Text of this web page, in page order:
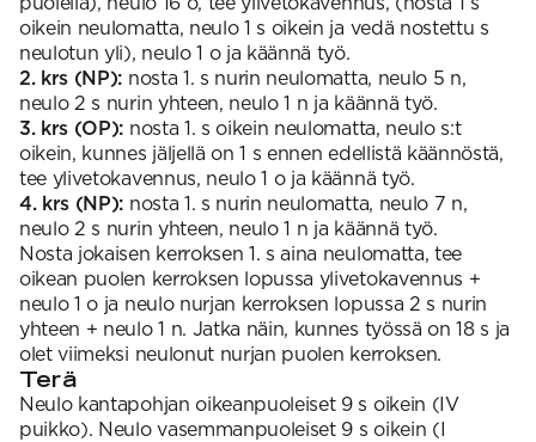
oikein neulomatta, neulo 1 s oikein ja vedä nostettu s
neulotun yli), neulo 1 o ja käännä työ.
2. krs (NP): nosta 1. s nurin neulomatta, neulo 5 n,
neulo 2 s nurin yhteen, neulo 1 n ja käännä työ.
3. krs (OP): nosta 1. s oikein neulomatta, neulo s:t
oikein, kunnes jäljellä on 1 s ennen edellistä käännöstä,
tee ylivetokavennus, neulo 1 o ja käännä työ.
4. krs (NP): nosta 1. s nurin neulomatta, neulo 7 n,
neulo 2 s nurin yhteen, neulo 1 n ja käännä työ.
Nosta jokaisen kerroksen 1. s aina neulomatta, tee
oikean puolen kerroksen lopussa ylivetokavennus +
neulo 1 o ja neulo nurjan kerroksen lopussa 2 s nurin
yhteen + neulo 1 n. Jatka näin, kunnes työssä on 18 s ja
olet viimeksi neulonut nurjan puolen kerroksen.
Terä
Neulo kantapohjan oikeanpuoleiset 9 s oikein (IV
puikko). Neulo vasemmanpuoleiset 9 s oikein (I